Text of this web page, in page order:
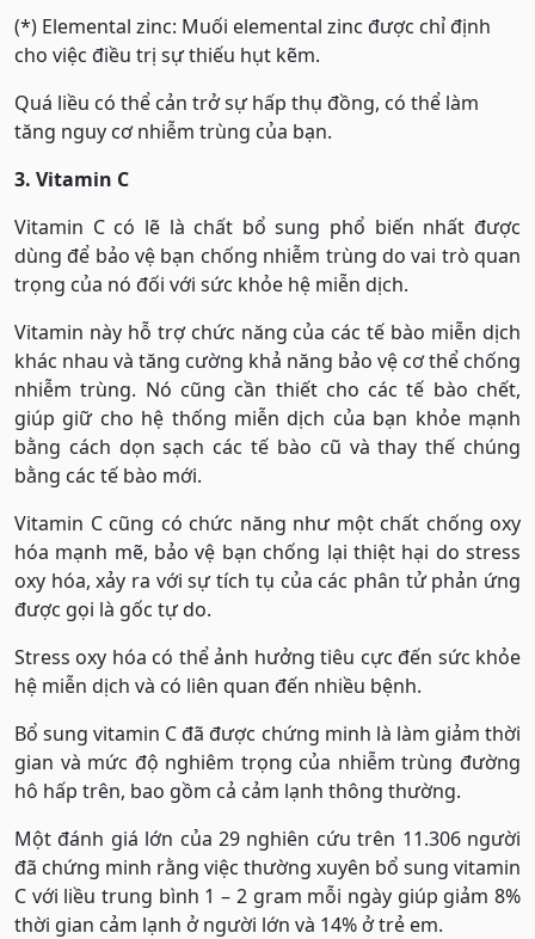
(*) Elemental zinc: Muối elemental zinc được chỉ định
cho việc điều trị sự thiếu hụt kẽm.
Quá liều có thể cản trở sự hấp thụ đồng, có thể làm
tăng nguy cơ nhiễm trùng của bạn.
3. Vitamin C
Vitamin C có lẽ là chất bổ sung phổ biến nhất được
dùng để bảo vệ bạn chống nhiễm trùng do vai trò quan
trọng của nó đối với sức khỏe hệ miễn dịch.
Vitamin này hỗ trợ chức năng của các tế bào miễn dịch
khác nhau và tăng cường khả năng bảo vệ cơ thể chống
nhiễm trùng. Nó cũng cần thiết cho các tế bào chết,
giúp giữ cho hệ thống miễn dịch của bạn khỏe mạnh
bằng cách dọn sạch các tế bào cũ và thay thế chúng
bằng các tế bào mới.
Vitamin C cũng có chức năng như một chất chống oxy
hóa mạnh mẽ, bảo vệ bạn chống lại thiệt hại do stress
oxy hóa, xảy ra với sự tích tụ của các phân tử phản ứng
được gọi là gốc tự do.
Stress oxy hóa có thể ảnh hưởng tiêu cực đến sức khỏe
hệ miễn dịch và có liên quan đến nhiều bệnh.
Bổ sung vitamin C đã được chứng minh là làm giảm thời
gian và mức độ nghiêm trọng của nhiễm trùng đường
hô hấp trên, bao gồm cả cảm lạnh thông thường.
Một đánh giá lớn của 29 nghiên cứu trên 11.306 người
đã chứng minh rằng việc thường xuyên bổ sung vitamin
C với liều trung bình 1 – 2 gram mỗi ngày giúp giảm 8%
thời gian cảm lạnh ở người lớn và 14% ở trẻ em.